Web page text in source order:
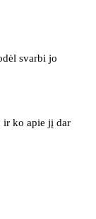
svarbi jo
ir ko apie jį dar